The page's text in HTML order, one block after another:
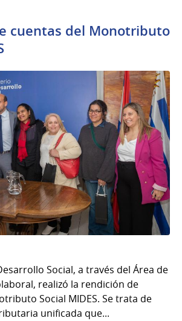
cuentas del Monotributo
Social, a través del Área de
realizó la rendición de
Social MIDES. Se trata de
unificada que...